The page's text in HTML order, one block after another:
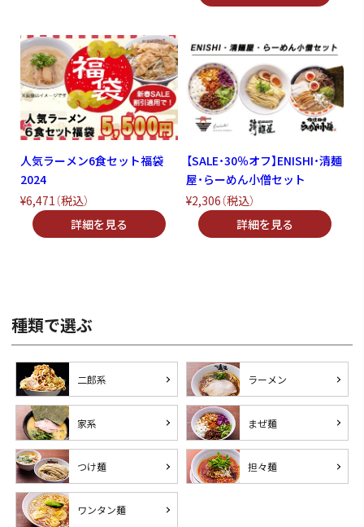
人気ラーメン6食セット福袋
2024
¥6,471 （税込）
【SALE・30％オフ】ENISHI・清麺
屋・らーめん小僧セット
¥2,306（税込）
種類で選ぶ
二郎系 ラーメン
家系 まぜ麺
つけ麺 担々麺
ワンタン麺